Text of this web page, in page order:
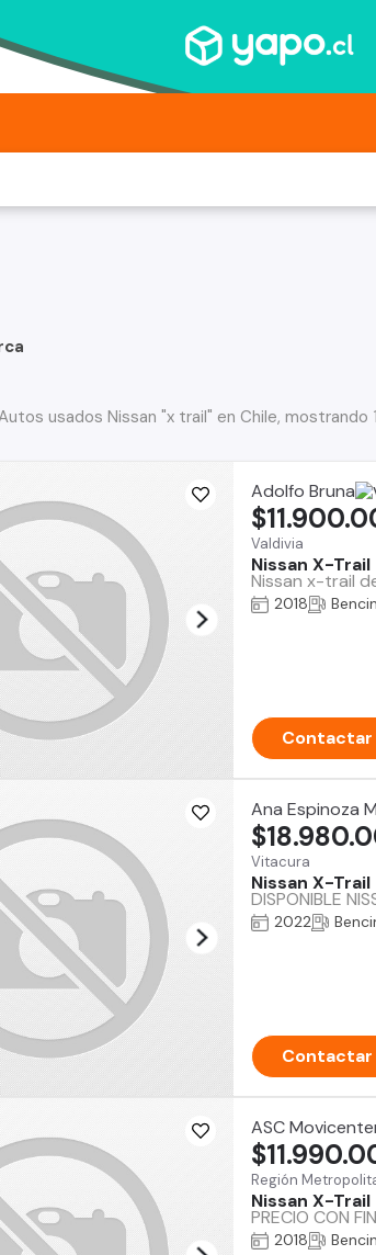
usados Nissan "x trail" en Chile, mostrando
Adolfo Bruna
Valdivia
Nissan X-Trail
Nissan x-trail
2018
Contactar
Ana Espinoza
Vitacura
Nissan X-Trail
DISPONIBLE
2022
Contactar
ASC
Región
Nissan X-Trail
PRECIO CON
2018